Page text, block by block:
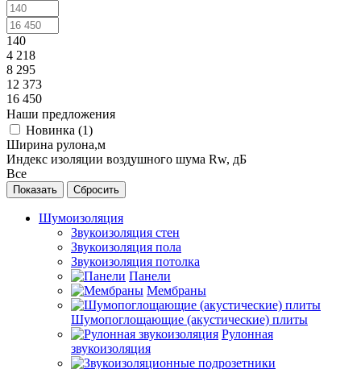
140
4 218
8 295
12 373
16 450
Наши предложения
Новинка (1)
Ширина рулона,м
Индекс изоляции воздушного шума Rw, дБ
Все
Сбросить
Шумоизоляция
Звукоизоляция стен
Звукоизоляция пола
Звукоизоляция потолка
Панели
Мембраны
Шумопоглощающие (акустические) плиты
Рулонная
звукоизоляция